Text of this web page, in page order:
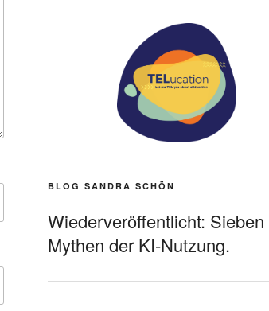
BLOG SANDRA SCHÖN
Wiederveröffentlicht: Sieben
Mythen der KI-Nutzung.